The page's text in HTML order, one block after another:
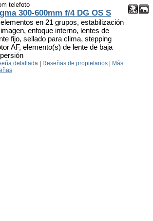
telefoto
300-600mm f/4 DG OS S
en 21 grupos, estabilización
enfoque interno, lentes de
fijo, sellado para clima, stepping
AF, elemento(s) de lente de baja
detallada Reseñas de propietarios
Más